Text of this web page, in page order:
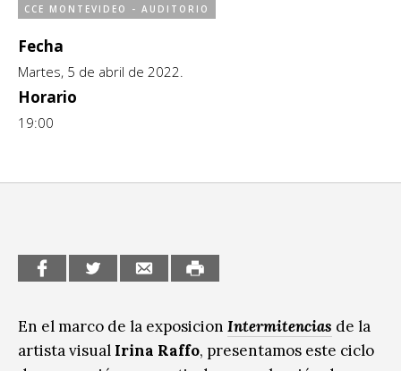
Espacio itinerante de lectura infantil
Exposiciones
Formación
Género y Diversidad
Música
CCE MONTEVIDEO - AUDITORIO
Fecha
Martes, 5 de abril de 2022.
Horario
19:00
En el marco de la exposicion Intermitencias de la
artista visual Irina Raffo, presentamos este ciclo